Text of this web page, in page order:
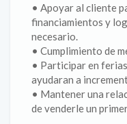
• Apoyar al cliente
financiamientos y
necesario.
• Cumplimiento de
• Participar en
ayudaran a
• Mantener una
de venderle un